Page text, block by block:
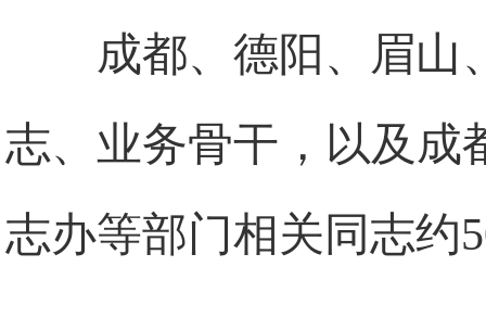
成都、德阳、眉山
志、业务骨干，以及成
志办等部门相关同志约